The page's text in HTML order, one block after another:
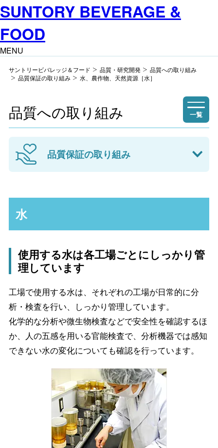
SUNTORY BEVERAGE &
FOOD
MENU
サントリービバレッジ＆フード 品質・研究開発
品質への取り組み
品質保証の取り組み
水、農作物、天然資源［水］
品質への取り組み 一覧
品質保証の取り組み
コーヒー豆 緑茶 ウーロン茶
原料の安全性評価
科学的評価
商品への表示
中味設計
水
使用する水は各工場ごとにしっかり管
理しています
工場で使用する水は、それぞれの工場が日常的に分
析・検査を行い、しっかり管理しています。
化学的な分析や微生物検査などで安全性を確認するほ
か、人の五感を用いる官能検査で、分析機器では感知
できない水の変化についても確認を行っています。